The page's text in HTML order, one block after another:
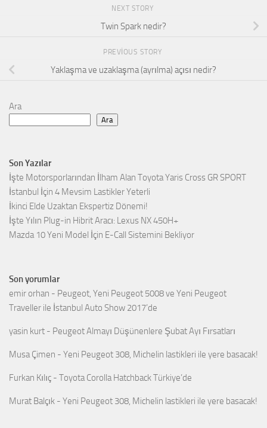
NEXT STORY
Twin Spark nedir?
PREVIOUS STORY
Yaklaşma ve uzaklaşma (ayrılma) açısı nedir?
Ara
Ara
Son Yazılar
İşte Motorsporlarından İlham Alan Toyota Yaris Cross GR SPORT
İstanbul İçin 4 Mevsim Lastikler Yeterli
İkinci Elde Uzaktan Ekspertiz Dönemi!
İşte Yılın Plug-in Hibrit Aracı: Lexus NX 450H+
Mazda 10 Yeni Model İçin E-Call Sistemini Bekliyor
Son yorumlar
emir orhan - Peugeot, Yeni Peugeot 5008 ve Yeni Peugeot
Traveller ile İstanbul Auto Show 2017’de
yasin kurt - Peugeot Almayı Düşünenlere Şubat Ayı Fırsatları
Musa Çimen - Yeni Peugeot 308, Michelin lastikleri ile yere basacak!
Furkan Kılıç - Toyota Corolla Hatchback Türkiye’de
Murat Balçık - Yeni Peugeot 308, Michelin lastikleri ile yere basacak!